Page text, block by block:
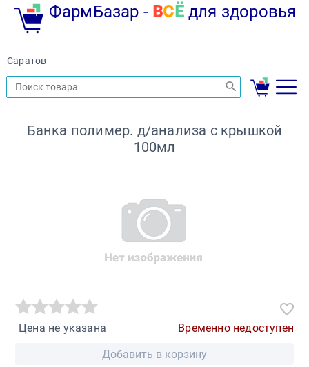
ФармБазар - ВС Ёдля здоровья
Саратов
Банка полимер. д/анализа с крышкой
100мл
Цена не указана
Временно недоступен
Добавить в корзину